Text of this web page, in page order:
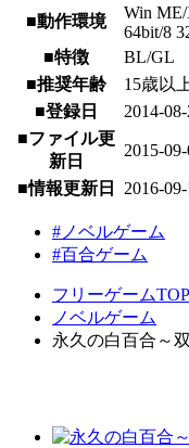
■動作環境
Win
64bit/8
■特徴
BL/GL
■推奨年齢
15歳以
■登録日
2014-
■ファイル更
新日
2015-
■情報更新日 2016-
#ノベルゲーム
#百合ゲーム
フリーゲームTOP
ノベルゲーム
永久の白百合～